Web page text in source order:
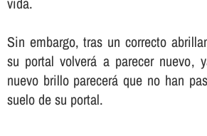
Sin embargo, tras un correcto
su portal volverá a parecer nuevo,
nuevo brillo parecerá que no han
suelo de su portal.